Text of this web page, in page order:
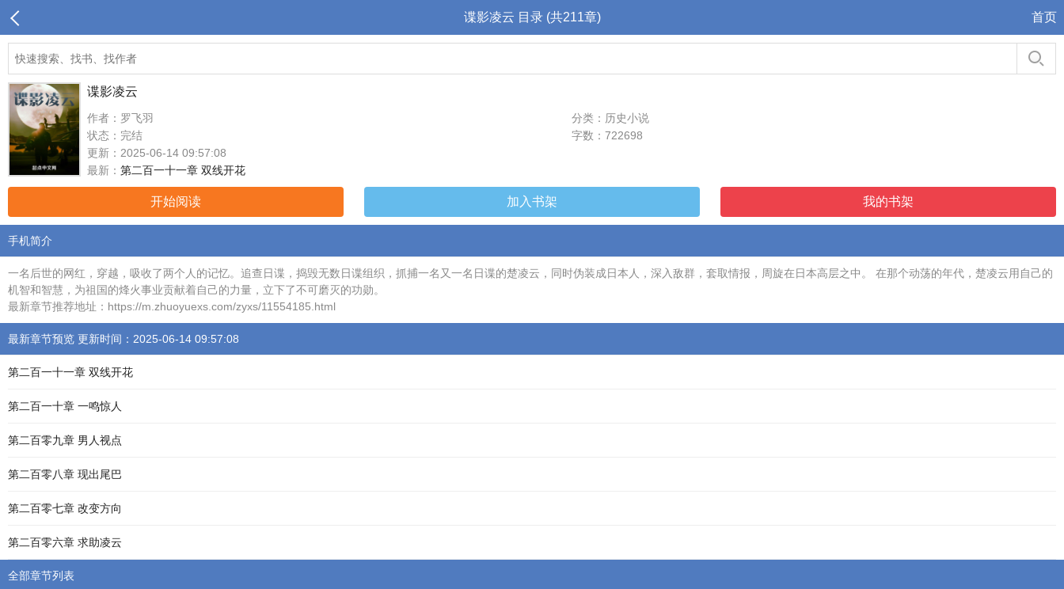
谍影凌云 目录 (共211章) 首页
谍影凌云
作者：罗飞羽
分类：历史小说
状态：完结
字数：722698
更新：2025-06-14 09:57:08
最新： 第二百一十一章 双线开花
开始阅读 加入书架 我的书架
手机简介
一名后世的网红，穿越，吸收了两个人的记忆。追查日谍，捣毁无数日谍组织，抓捕一名又一名日谍的楚凌云，同时伪装成日本人，深入敌群，套取情报，周旋在日本高层之中。 在那个动荡的年代，楚凌云用自己的
机智和智慧，为祖国的烽火事业贡献着自己的力量，立下了不可磨灭的功勋。
最新章节推荐地址：https://m.zhuoyuexs.com/zyxs/11554185.html
最新章节预览 更新时间：2025-06-14 09:57:08
第二百一十一章 双线开花
第二百一十章 一鸣惊人
第二百零九章 男人视点
第二百零八章 现出尾巴
第二百零七章 改变方向
第二百零六章 求助凌云
全部章节列表